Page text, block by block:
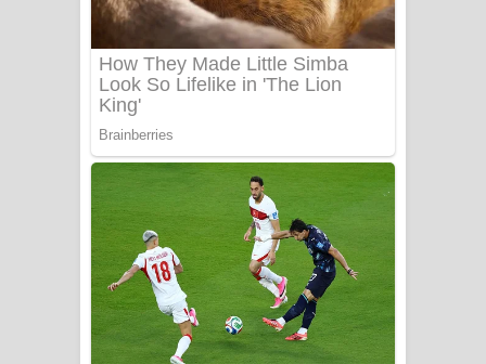
BTS : Hooligan Lyrics
Apa Hamuwee Song Lyrics - අප හමුවී
PATHINIYE Song Lyrics - පතිනියනේ
ගීතයේ පද පෙළ
Sorry Sir Song Lyrics - සොරි සර්
ගීතයේ පද පෙළ
Mathaka Aluthin Liyanna Song Lyrics